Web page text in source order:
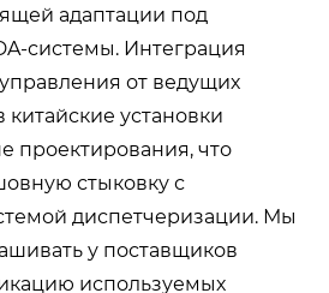
адаптации под
системы. Интеграция
от ведущих
установки
проектирования, что
стыковку с
диспетчеризации. Мы
у поставщиков
используемых